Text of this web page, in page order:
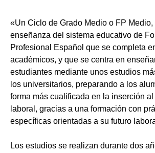
«Un Ciclo de Grado Medio o FP
enseñanza del sistema educativo de
Profesional Español que se completa
académicos, y que se centra en
estudiantes mediante unos estudios
los universitarios, preparando a los
forma más cualificada en la inserción
laboral, gracias a una formación con
específicas orientadas a su futuro
Los estudios se realizan durante dos